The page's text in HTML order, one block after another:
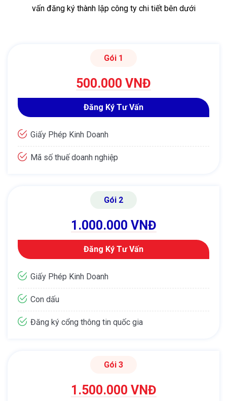
vấn đăng ký thành lập công ty chi tiết bên dưới
Gói 1
500.000 VNĐ
Đăng Ký Tư Vấn
Giấy Phép Kinh Doanh
Mã số thuế doanh nghiệp
Gói 2
1.000.000 VNĐ
Đăng Ký Tư Vấn
Giấy Phép Kinh Doanh
Con dấu
Đăng ký cổng thông tin quốc gia
Gói 3
1.500.000 VNĐ